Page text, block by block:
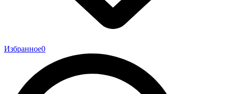
Избранное0